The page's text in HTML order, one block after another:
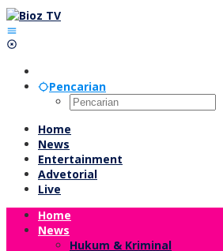
Lewati
ke
konten
Pencarian
Home
News
Entertainment
Advetorial
Live
Home
News
Hukum & Kriminal